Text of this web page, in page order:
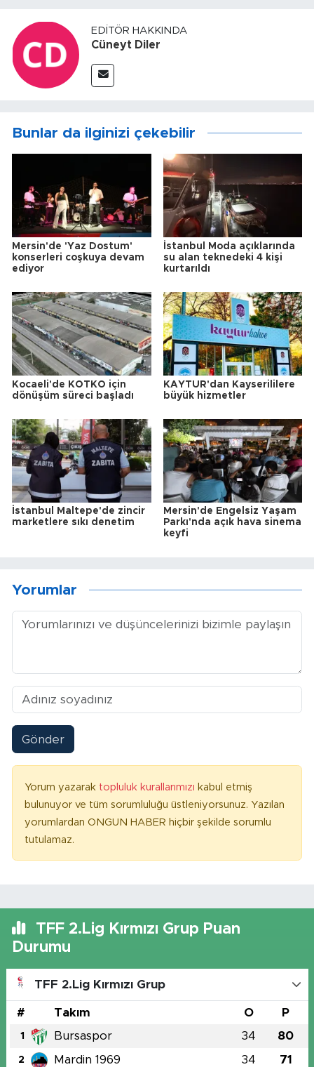
EDITÖR HAKKINDA
Cüneyt Diler
Bunlar da ilginizi çekebilir
Mersin'de 'Yaz Dostum'
konserleri coşkuya devam
ediyor
İstanbul Moda açıklarında
su alan teknedeki 4 kişi
kurtarıldı
Kocaeli'de KOTKO için
dönüşüm süreci başladı
KAYTUR'dan Kayserililere
büyük hizmetler
İstanbul Maltepe'de zincir
marketlere sıkı denetim
Mersin'de Engelsiz Yaşam
Parkı'nda açık hava sinema
keyfi
Yorumlar
Gönder
Yorum yazarak topluluk kurallarımızı kabul etmiş
bulunuyor ve tüm sorumluluğu üstleniyorsunuz. Yazılan
yorumlardan ONGUN HABER hiçbir şekilde sorumlu
tutulamaz.
TFF 2.Lig Kırmızı Grup Puan
Durumu
TFF 2.Lig Kırmızı Grup
# Takım O P
1 Bursaspor 34 80
2 Mardin 1969 34 71